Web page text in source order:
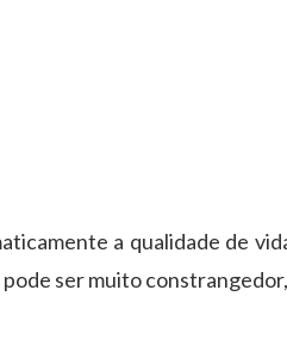
a qualidade de
ser muito constrangedor,